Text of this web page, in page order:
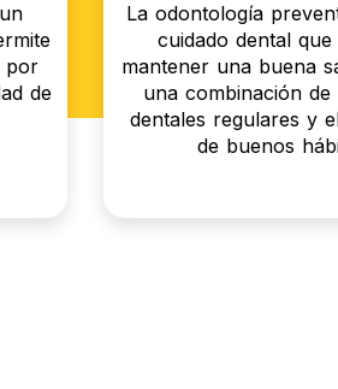
por
de
La odontología
cuidado dental
mantener una buena
una combinación de
dentales regulares y
de buenos